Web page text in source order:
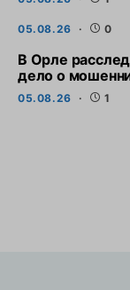
05.08.26 0
В Орле
дело о
05.08.26 1